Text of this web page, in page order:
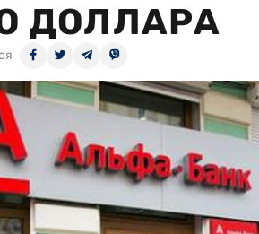
ДОЛЛАРА